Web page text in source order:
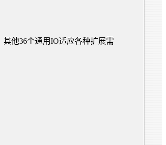
其他36个通用IO适应各种扩展需